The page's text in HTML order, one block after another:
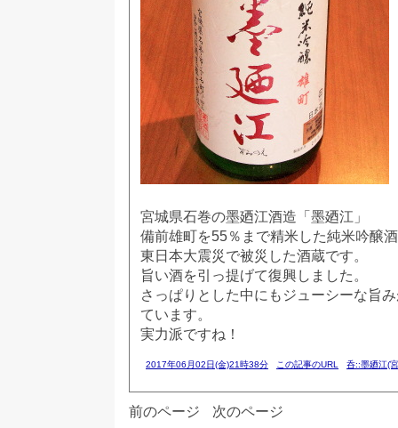
宮城県石巻の墨廼江酒造「墨廼江」
備前雄町を55％まで精米した純米吟醸
東日本大震災で被災した酒蔵です。
旨い酒を引っ提げて復興しました。
さっぱりとした中にもジューシーな旨
ています。
実力派ですね！
2017年06月02日(金)21時38分 この記事のURL 呑::墨廼江(
前のページ 次のページ